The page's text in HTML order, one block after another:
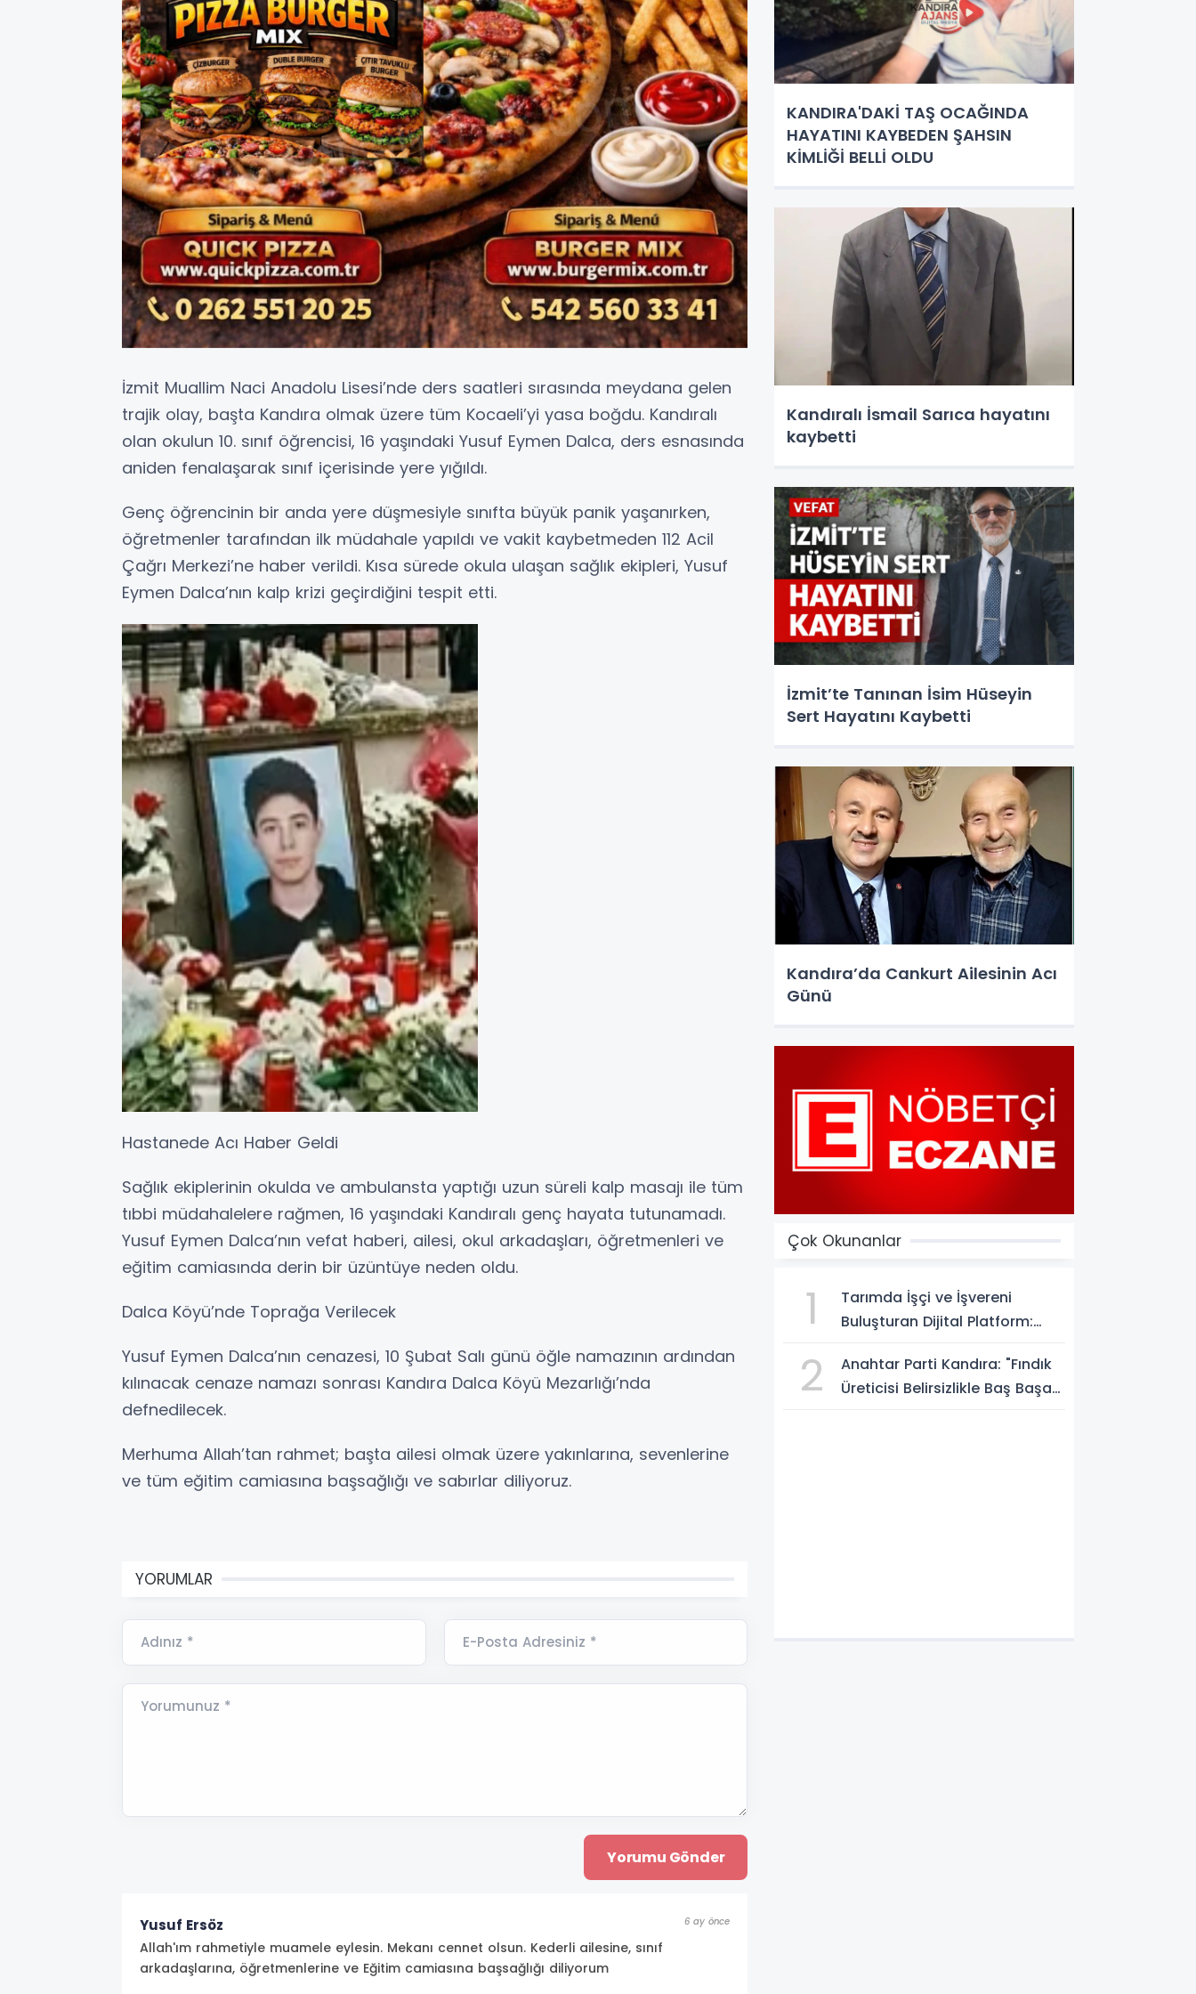
İzmit Muallim Naci Anadolu Lisesi’nde ders saatleri sırasında meydana gelen
trajik olay, başta Kandıra olmak üzere tüm Kocaeli’yi yasa boğdu. Kandıralı
olan okulun 10. sınıf öğrencisi, 16 yaşındaki Yusuf Eymen Dalca, ders esnasında
aniden fenalaşarak sınıf içerisinde yere yığıldı.
Genç öğrencinin bir anda yere düşmesiyle sınıfta büyük panik yaşanırken,
öğretmenler tarafından ilk müdahale yapıldı ve vakit kaybetmeden 112 Acil
Çağrı Merkezi’ne haber verildi. Kısa sürede okula ulaşan sağlık ekipleri, Yusuf
Eymen Dalca’nın kalp krizi geçirdiğini tespit etti.
Hastanede Acı Haber Geldi
Sağlık ekiplerinin okulda ve ambulansta yaptığı uzun süreli kalp masajı ile tüm
tıbbi müdahalelere rağmen, 16 yaşındaki Kandıralı genç hayata tutunamadı.
Yusuf Eymen Dalca’nın vefat haberi, ailesi, okul arkadaşları, öğretmenleri ve
eğitim camiasında derin bir üzüntüye neden oldu.
Dalca Köyü’nde Toprağa Verilecek
Yusuf Eymen Dalca’nın cenazesi, 10 Şubat Salı günü öğle namazının ardından
kılınacak cenaze namazı sonrası Kandıra Dalca Köyü Mezarlığı’nda
defnedilecek.
Merhuma Allah’tan rahmet; başta ailesi olmak üzere yakınlarına, sevenlerine
ve tüm eğitim camiasına başsağlığı ve sabırlar diliyoruz.
YORUMLAR
Adınız * E-Posta Adresiniz *
Yorumunuz *
Yusuf Ersöz 6 ay önce
Allah'ım rahmetiyle muamele eylesin. Mekanı cennet olsun. Kederli ailesine, sınıf
arkadaşlarına, öğretmenlerine ve Eğitim camiasına başsağlığı diliyorum
KANDIRA'DAKİ TAŞ OCAĞINDA
HAYATINI KAYBEDEN ŞAHSIN
KİMLİĞİ BELLİ OLDU
Kandıralı İsmail Sarıca hayatını
kaybetti
İzmit’te Tanınan İsim Hüseyin
Sert Hayatını Kaybetti
Kandıra’da Cankurt Ailesinin Acı
Günü
Çok Okunanlar
1
Tarımda İşçi ve İşvereni
Buluşturan Dijital Platform:
2
Anahtar Parti Kandıra: "Fındık
Üreticisi Belirsizlikle Baş Başa